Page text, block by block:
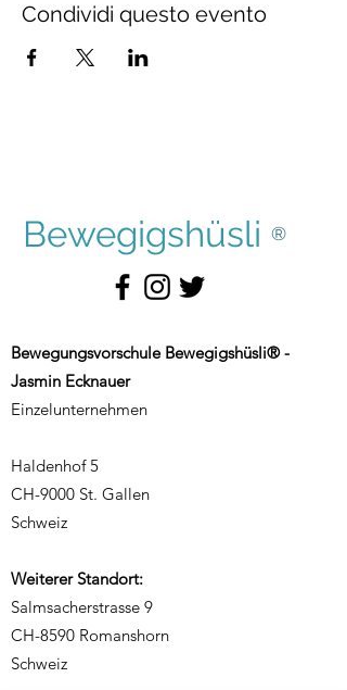
Condividi questo evento
Bewegigshüsli ®
Bewegungsvorschule Bewegigshüsli® -
Jasmin Ecknauer
Einzelunternehmen
Haldenhof 5
CH-9000 St. Gallen
Schweiz
Weiterer Standort:
Salmsacherstrasse 9
CH-8590 Romanshorn
Schweiz